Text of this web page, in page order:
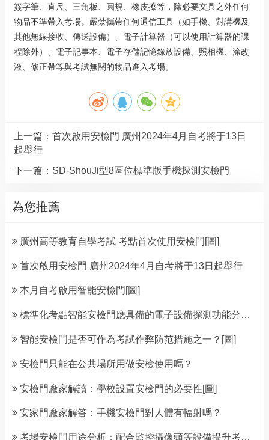
簽字筆、直尺、三角板、圓規、橡皮擦等，除必要文具之外任何
物品不準帶入考場。嚴禁攜帶任何通信工具（如手機、對講機及
其他無線接收、傳送設備）、電子計算器（可以使用計算器的課
程除外）、電子記事本、電子存儲記憶錄放設備、照相機、涂改
液、修正帶等與考試無關的物品進入考場。
上一篇：首次啟用安檢門 廣州2024年4月自考將于13日
起舉行
下一篇： SD-ShouJi型8區位標準版手機探測安檢門
為您推薦
廣州高等教育自學考試 考點首次使用安檢門[圖]
首次啟用安檢門 廣州2024年4月自考將于13日起舉行
本月自考啟用智能安檢門[圖]
標準化考點智能安檢門應具備的電子設備探測功能分析[圖]
智能安檢門是否可作為考試作弊防范措施之一？[圖]
安檢門只能在公共場所用做安檢使用嗎？
安檢門廠家解讀：學校設置安檢門的必要性[圖]
安家門廠家解答：手機安檢門對人體有輻射嗎？
考場安檢門用途分析：配合監控攝像頭等設備提升考場安檢能力